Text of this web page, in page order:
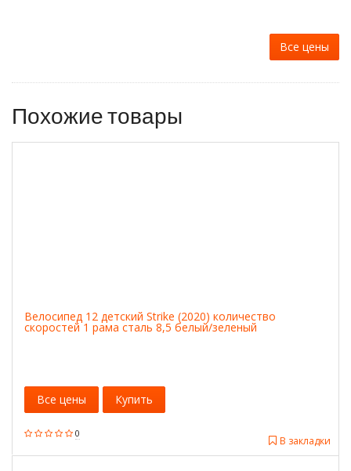
Все цены
Похожие товары
Велосипед 12 детский Strike (2020) количество
скоростей 1 рама сталь 8,5 белый/зеленый
0
В закладки
Все цены Купить